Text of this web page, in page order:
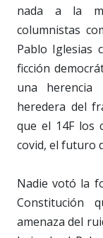
nada a la
columnistas
Pablo Iglesias
ficción
una herencia
heredera del
que el 14F los
covid, el futuro
Nadie votó la
Constitución
amenaza del